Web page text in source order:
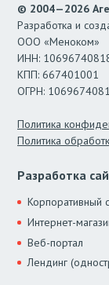
© 2004—2026
Разработка и
ООО «Меноком»
ИНН:
КПП: 667401001
ОГРН:
Политика
Политика
Разработка
Корпоративный
Интернет-
Веб-портал
Лендинг